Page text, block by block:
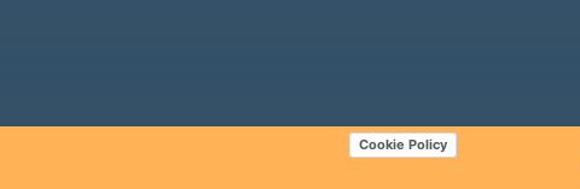
Cookie Policy